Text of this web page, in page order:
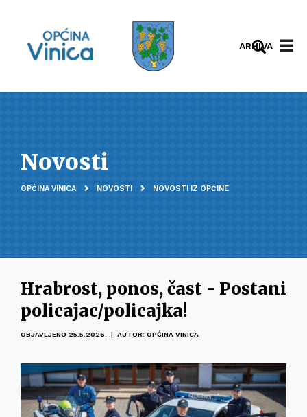
ARHIVA
Novosti
OPĆINA VINICA NOVOSTI NOVOSTI IZ OPĆINE
Hrabrost, ponos, čast - Postani
policajac/policajka!
OBJAVLJENO 25.5.2026. | AUTOR: OPĆINA VINICA